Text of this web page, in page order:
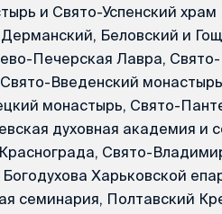
и Свято-Успенский
Беловский и
Печерская Лавра,
Свято-Введенский
монастырь, Свято-
духовная академия и
Свято-
Харьковской
семинария, Полтавский